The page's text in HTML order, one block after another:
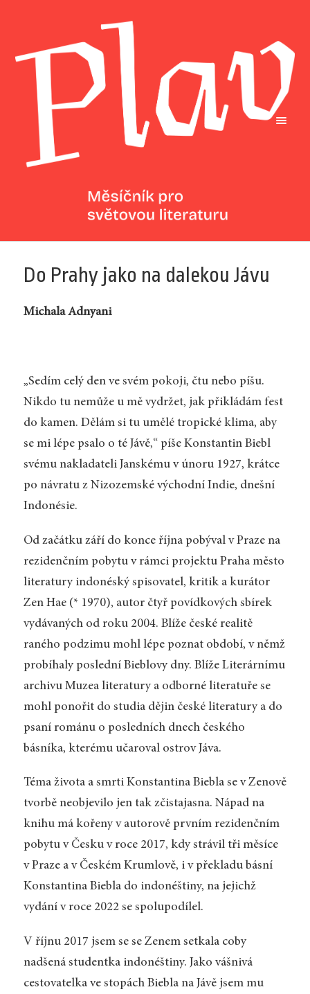
Do Prahy jako na dalekou Jávu
Michala Adnyani
„Sedím celý den ve svém pokoji, čtu nebo píšu.
Nikdo tu nemůže u mě vydržet, jak přikládám fest
do kamen. Dělám si tu umělé tropické klima, aby
se mi lépe psalo o té Jávě,“ píše Konstantin Biebl
svému nakladateli Janskému v únoru 1927, krátce
po návratu z Nizozemské východní Indie, dnešní
Indonésie.
Od začátku září do konce října pobýval v Praze na
rezidenčním pobytu v rámci projektu Praha město
literatury indonéský spisovatel, kritik a kurátor
Zen Hae (* 1970), autor čtyř povídkových sbírek
vydávaných od roku 2004. Blíže české realitě
raného podzimu mohl lépe poznat období, v němž
probíhaly poslední Bieblovy dny. Blíže Literárnímu
archivu Muzea literatury a odborné literatuře se
mohl ponořit do studia dějin české literatury a do
psaní románu o posledních dnech českého
básníka, kterému učaroval ostrov Jáva.
Téma života a smrti Konstantina Biebla se v Zenově
tvorbě neobjevilo jen tak zčistajasna. Nápad na
knihu má kořeny v autorově prvním rezidenčním
pobytu v Česku v roce 2017, kdy strávil tři měsíce
v Praze a v Českém Krumlově, i v překladu básní
Konstantina Biebla do indonéštiny, na jejichž
vydání v roce 2022 se spolupodílel.
V říjnu 2017 jsem se se Zenem setkala coby
nadšená studentka indonéštiny. Jako vášnivá
cestovatelka ve stopách Biebla na Jávě jsem mu